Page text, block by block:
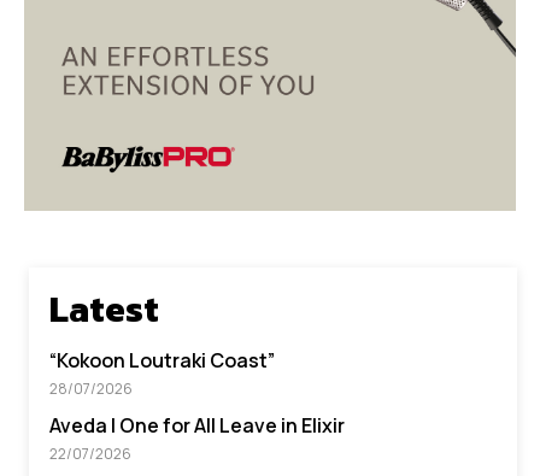
Latest
“Kokoon Loutraki Coast”
28/07/2026
Aveda I One for All Leave in Elixir
22/07/2026